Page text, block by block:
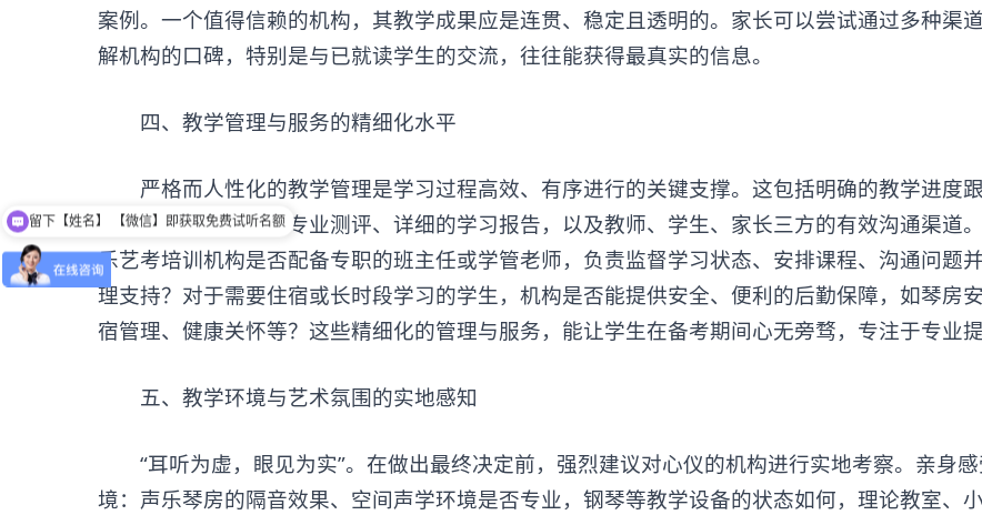
案例。一个值得信赖的机构，其教学成果应是连贯、稳定且透明的。家长可以尝试通过多种渠
解机构的口碑，特别是与已就读学生的交流，往往能获得最真实的信息。
四、教学管理与服务的精细化水平
严格而人性化的教学管理是学习过程高效、有序进行的关键支撑。这包括明确的教学进度
馈机制，例如定期的专业测评、详细的学习报告，以及教师、学生、家长三方的有效沟通渠道
乐艺考培训机构是否配备专职的班主任或学管老师，负责监督学习状态、安排课程、沟通问题
理支持？对于需要住宿或长时段学习的学生，机构是否能提供安全、便利的后勤保障，如琴房
宿管理、健康关怀等？这些精细化的管理与服务，能让学生在备考期间心无旁骛，专注于专业提
五、教学环境与艺术氛围的实地感知
“耳听为虚，眼见为实”。在做出最终决定前，强烈建议对心仪的机构进行实地考察。亲身
境：声乐琴房的隔音效果、空间声学环境是否专业，钢琴等教学设备的状态如何，理论教室、
留下【姓名】 【微信】即获取免费试听名额